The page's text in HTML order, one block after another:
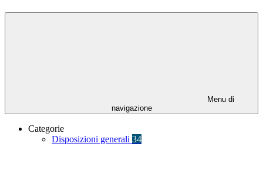
Menu di
navigazione
Categorie
Disposizioni generali 34